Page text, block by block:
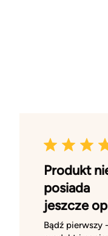
Produkt
posiada
jeszcze
Bądź pierwszy